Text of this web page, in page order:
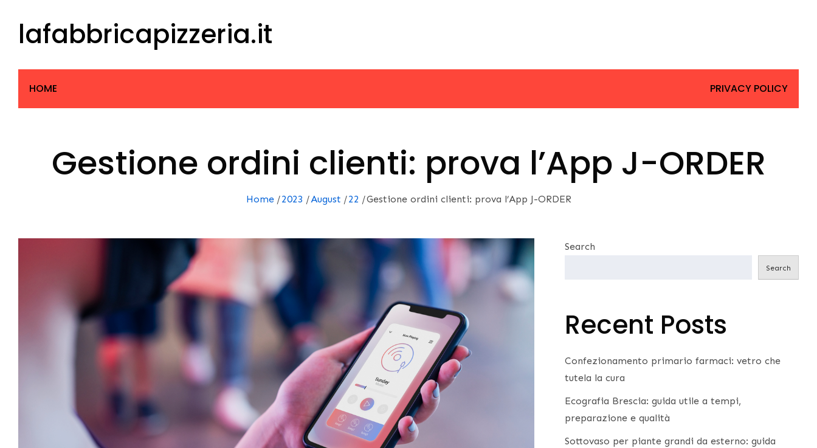
contentlafabbricapizzeria.it
HOME PRIVACY POLICY
Gestione ordini clienti: prova l’App J-ORDER
Home 2023 August 22 Gestione ordini clienti: prova l’App J-ORDER
Search
Search
Recent Posts
Confezionamento primario farmaci: vetro che
tutela la cura
Ecografia Brescia: guida utile a tempi,
preparazione e qualità
Sottovaso per piante grandi da esterno: guida